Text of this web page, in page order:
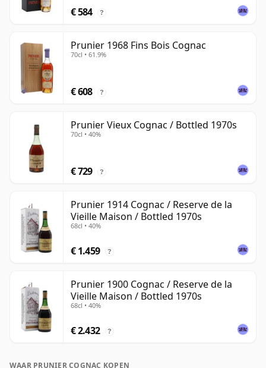
€ 584 ?
Prunier 1968 Fins Bois Cognac
70cl • 61.9%
€ 608 ?
Prunier Vieux Cognac / Bottled 1970s
70cl • 40%
€ 729 ?
Prunier 1914 Cognac / Reserve de la
Vieille Maison / Bottled 1970s
68cl • 40%
€ 1.459 ?
Prunier 1900 Cognac / Reserve de la
Vieille Maison / Bottled 1970s
68cl • 40%
€ 2.432 ?
WAAR PRUNIER COGNAC KOPEN